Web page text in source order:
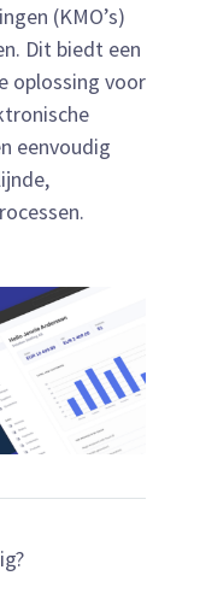
(KMO’s)
Dit biedt een
oplossing voor
eenvoudig